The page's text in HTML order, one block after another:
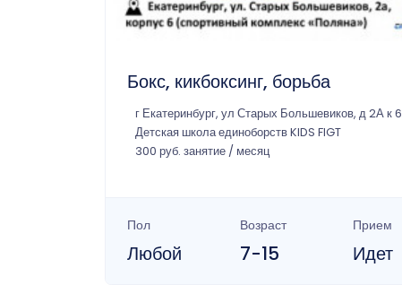
Бокс, кикбоксинг, борьба
г Екатеринбург, ул Старых Большевиков, д 2А к 6
Детская школа единоборств KIDS FIGT
300 руб. занятие / месяц
Пол
Любой
Возраст
7-15
Прием
Идет